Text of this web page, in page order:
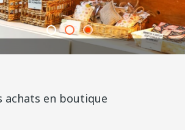
achats en boutique